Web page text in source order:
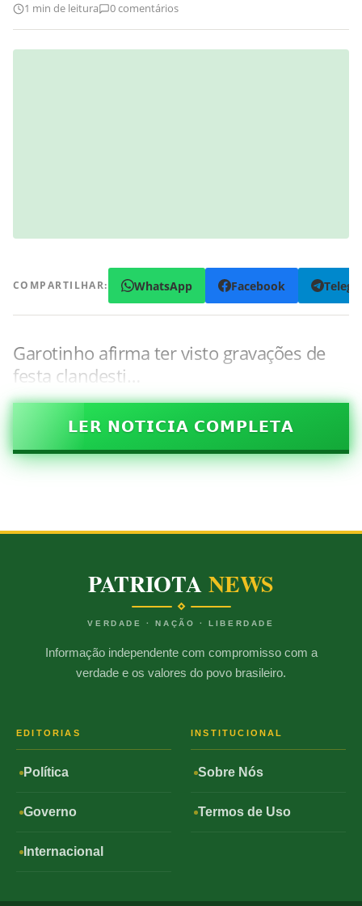
1 min de leitura
0 comentários
COMPARTILHAR: WhatsApp Facebook
Garotinho afirma ter visto gravações de
festa clandesti…
𝗟𝗘𝗥 𝗡𝗢𝗧𝗜𝗖𝗜𝗔 𝗖𝗢𝗠𝗣𝗟𝗘𝗧𝗔
PATRIOTANEWS
VERDADE · NAÇÃO · LIBERDADE
Informação independente com compromisso com a
verdade e os valores do povo brasileiro.
EDITORIAS
Política
Governo
Internacional
INSTITUCIONAL
Sobre Nós
Termos de Uso